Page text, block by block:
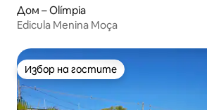
Дом – Olímpia
Edicula Menina Moça
Избор на гостите
Избор на гостите